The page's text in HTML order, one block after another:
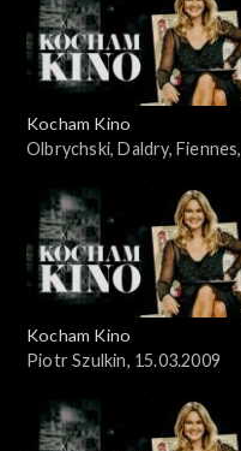
Kocham Kino
Olbrychski, Daldry, Fiennes,
Kocham Kino
Piotr Szulkin, 15.03.2009